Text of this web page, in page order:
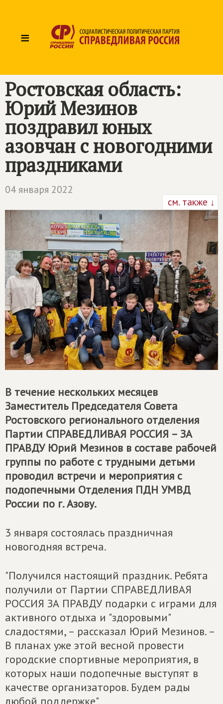
≡
Ростовская область:
Юрий Мезинов
поздравил юных
азовчан с новогодними
праздниками
04 января 2022
см. также ↓
В течение нескольких месяцев
Заместитель Председателя Совета
Ростовского регионального отделения
Партии СПРАВЕДЛИВАЯ РОССИЯ – ЗА
ПРАВДУЮрий Мезинов в составе рабочей
группы по работе с трудными детьми
проводил встречи и мероприятия с
подопечными Отделения ПДН УМВД
России по г. Азову.
3 января состоялась праздничная
новогодняя встреча.
"Получился настоящий праздник. Ребята
получили от Партии СПРАВЕДЛИВАЯ
РОССИЯ ЗА ПРАВДУ подарки с играми для
активного отдыха и "здоровыми"
сладостями, – рассказал Юрий Мезинов. –
В планах уже этой весной провести
городские спортивные мероприятия, в
которых наши подопечные выступят в
качестве организаторов. Будем рады
любой поддержке".